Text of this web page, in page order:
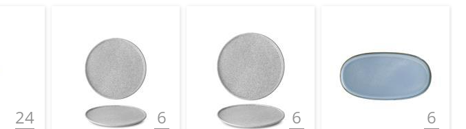
24 6 6 6